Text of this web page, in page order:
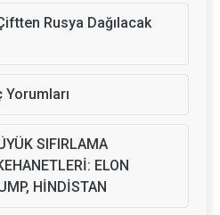
Rusya Dağılacak
SIFIRLAMA
ELON
HİNDİSTAN